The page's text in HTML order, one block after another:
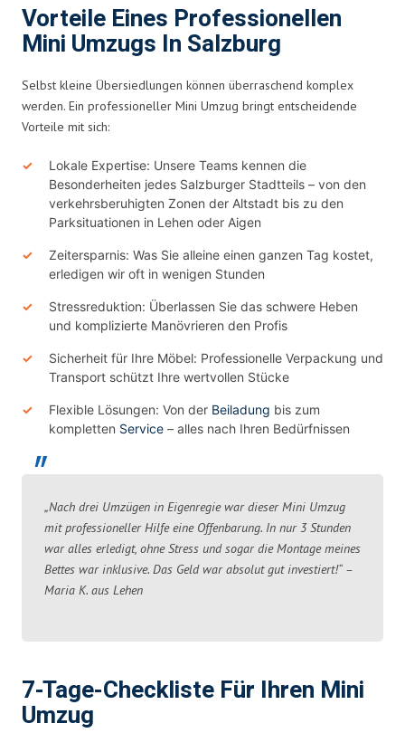
Vorteile Eines Professionellen
Mini Umzugs In Salzburg
Selbst kleine Übersiedlungen können überraschend komplex
werden. Ein professioneller Mini Umzug bringt entscheidende
Vorteile mit sich:
Lokale Expertise: Unsere Teams kennen die
Besonderheiten jedes Salzburger Stadtteils – von den
verkehrsberuhigten Zonen der Altstadt bis zu den
Parksituationen in Lehen oder Aigen
Zeitersparnis: Was Sie alleine einen ganzen Tag kostet,
erledigen wir oft in wenigen Stunden
Stressreduktion: Überlassen Sie das schwere Heben
und komplizierte Manövrieren den Profis
Sicherheit für Ihre Möbel: Professionelle Verpackung und
Transport schützt Ihre wertvollen Stücke
Flexible Lösungen: Von der Beiladung bis zum
kompletten Service – alles nach Ihren Bedürfnissen
„Nach drei Umzügen in Eigenregie war dieser Mini Umzug
mit professioneller Hilfe eine Offenbarung. In nur 3 Stunden
war alles erledigt, ohne Stress und sogar die Montage meines
Bettes war inklusive. Das Geld war absolut gut investiert!“ –
Maria K. aus Lehen
7-Tage-Checkliste Für Ihren Mini
Umzug